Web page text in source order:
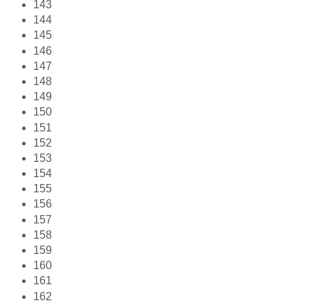
143
144
145
146
147
148
149
150
151
152
153
154
155
156
157
158
159
160
161
162